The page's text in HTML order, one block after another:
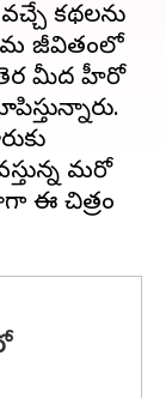
కథలను
తమ జీవితంలో
తెర మీద హీరో
మరో
ఈ చిత్రం